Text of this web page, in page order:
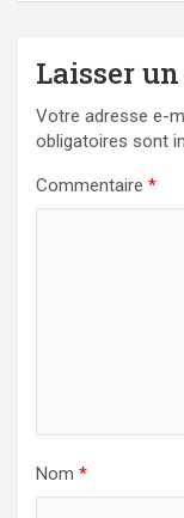
Laisser
Votre adresse e-
obligatoires sont
Commentaire *
Nom *